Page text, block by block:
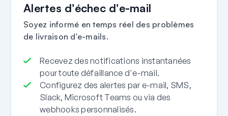
Alertes d'échec d'e-mail
Soyez informé en temps réel des problèmes
de livraison d'e-mails.
Recevez des notifications instantanées
pour toute défaillance d'e-mail.
Configurez des alertes par e-mail, SMS,
Slack, Microsoft Teams ou via des
webhooks personnalisés.